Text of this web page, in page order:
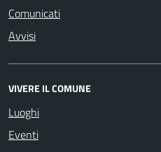
Comunicati
Avvisi
VIVERE IL COMUNE
Luoghi
Eventi